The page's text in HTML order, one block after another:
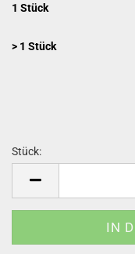
1 Stück
> 1 Stück
Stück: